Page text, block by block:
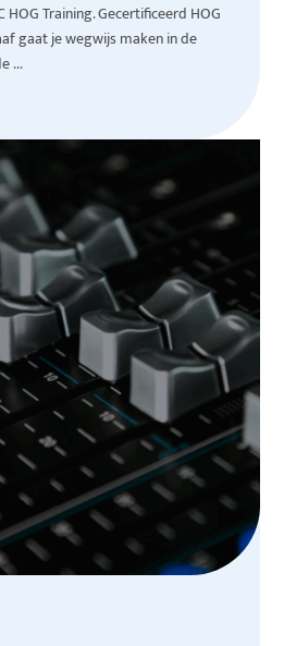
HOG Training. Gecertificeerd HOG
gaat je wegwijs maken in de
...